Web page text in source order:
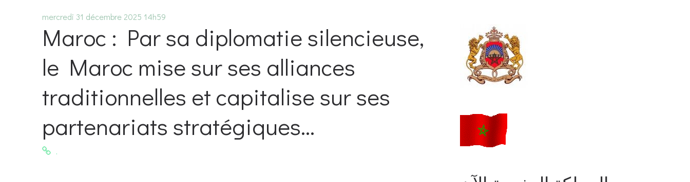
mercredi 31 décembre 2025 14h59
Maroc : Par sa diplomatie silencieuse,
le Maroc mise sur ses alliances
traditionnelles et capitalise sur ses
partenariats stratégiques...
.